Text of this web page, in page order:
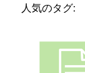
人気のタグ: